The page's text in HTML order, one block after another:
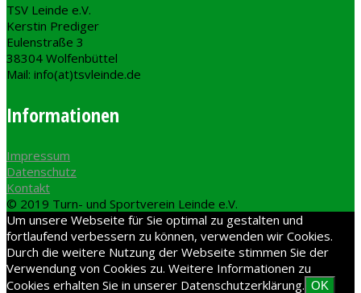
TSV Leinde e.V.
Kerstin Prediger
Eulenstraße 3
38304 Wolfenbüttel
Mail: info(at)tsvleinde.de
Informationen
Impressum
Datenschutz
Kontakt
© 2019 Turn- und Sportverein Leinde e.V.
Um unsere Webseite für Sie optimal zu gestalten und
fortlaufend verbessern zu können, verwenden wir Cookies.
Durch die weitere Nutzung der Webseite stimmen Sie der
Verwendung von Cookies zu. Weitere Informationen zu
Cookies erhalten Sie in unserer Datenschutzerklärung. OK